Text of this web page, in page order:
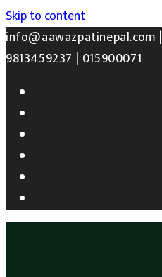
Skip to content
info@aawazpatinepal.com |
9813459237 | 015900071